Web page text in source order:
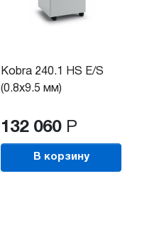
Kobra 240.1 HS E/S
(0.8x9.5 мм)
132 060 Р
В корзину